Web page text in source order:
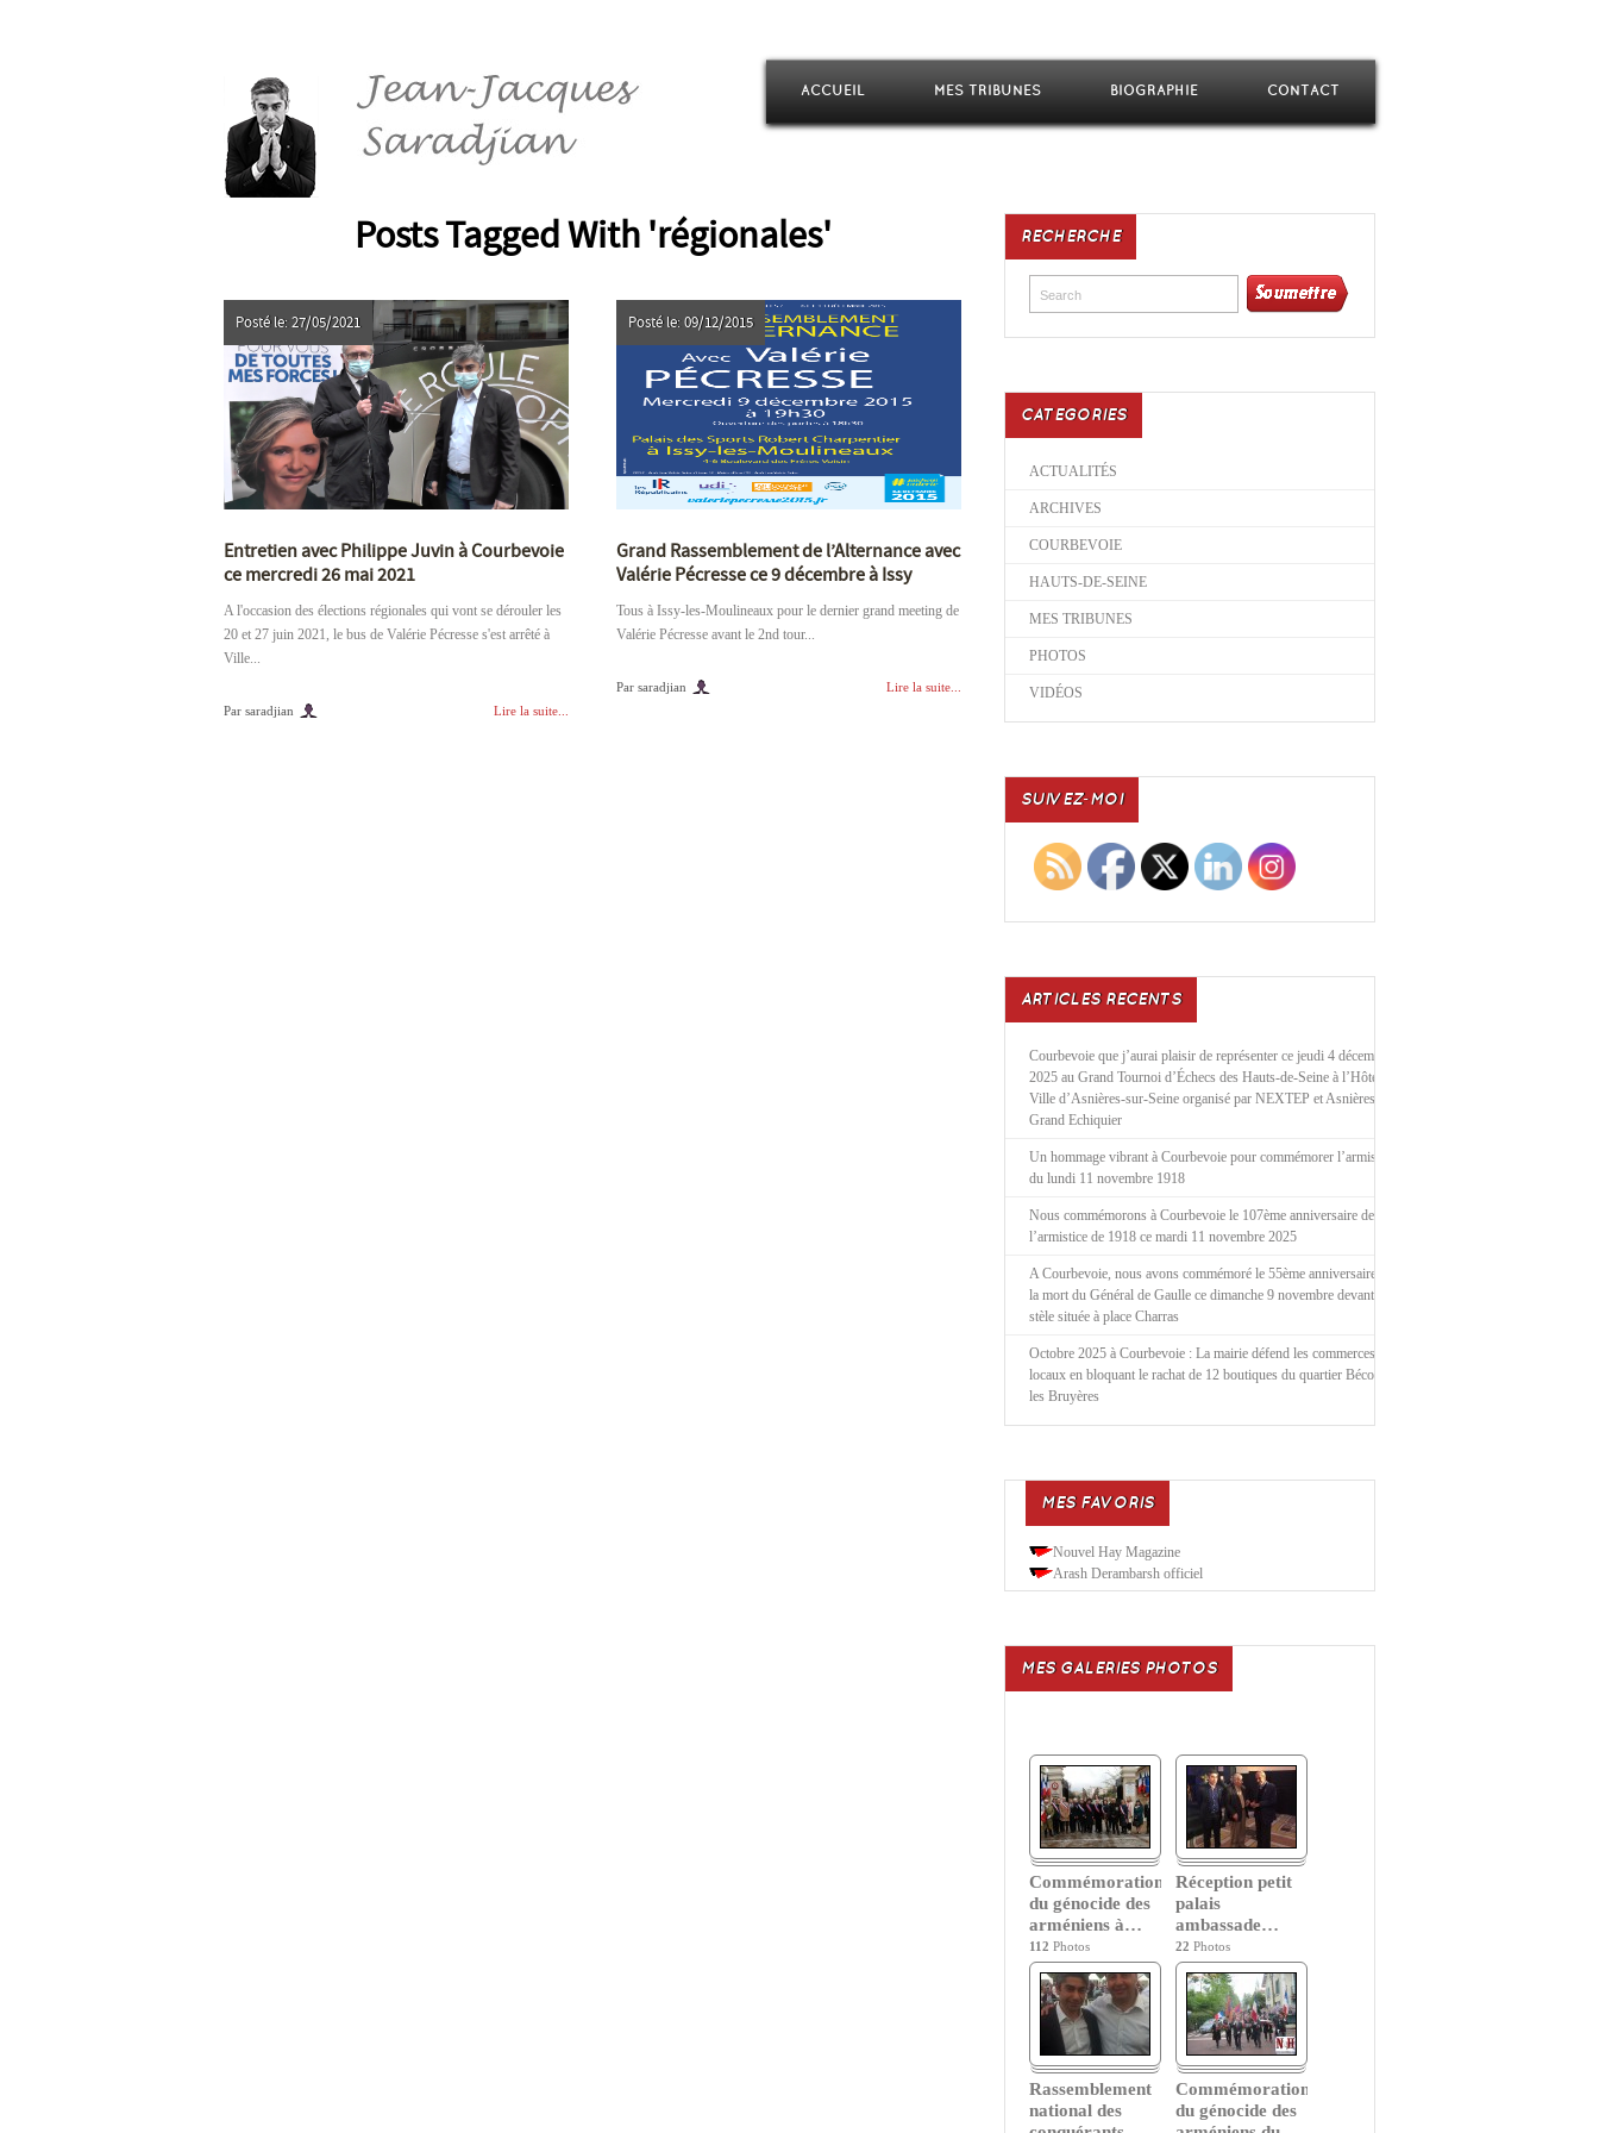
ACCUEIL MES TRIBUNES BIOGRAPHIE CONTACT
Posts Tagged With 'régionales'
Posté le: 27/05/2021
Entretien avec Philippe Juvin à Courbevoie
ce mercredi 26 mai 2021
A l'occasion des élections régionales qui vont se dérouler les
20 et 27 juin 2021, le bus de Valérie Pécresse s'est arrêté à
Ville...
Par saradjian Lire la suite...
Posté le: 09/12/2015
Grand Rassemblement de l’Alternance avec
Valérie Pécresse ce 9 décembre à Issy
Tous à Issy-les-Moulineaux pour le dernier grand meeting de
Valérie Pécresse avant le 2nd tour...
Par saradjian Lire la suite...
RECHERCHE
CATEGORIES
ACTUALITÉS
ARCHIVES
COURBEVOIE
HAUTS-DE-SEINE
MES TRIBUNES
PHOTOS
VIDÉOS
SUIVEZ-MOI
ARTICLES RECENTS
Courbevoie que j’aurai plaisir de représenter ce jeudi 4 décembre
2025 au Grand Tournoi d’Échecs des Hauts-de-Seine à l’Hôtel de
Ville d’Asnières-sur-Seine organisé par NEXTEP et Asnières le
Grand Echiquier
Un hommage vibrant à Courbevoie pour commémorer l’armistice
du lundi 11 novembre 1918
Nous commémorons à Courbevoie le 107ème anniversaire de
l’armistice de 1918 ce mardi 11 novembre 2025
A Courbevoie, nous avons commémoré le 55ème anniversaire de
la mort du Général de Gaulle ce dimanche 9 novembre devant la
stèle située à place Charras
Octobre 2025 à Courbevoie : La mairie défend les commerces
locaux en bloquant le rachat de 12 boutiques du quartier Bécon
les Bruyères
MES FAVORIS
Nouvel Hay Magazine
Arash Derambarsh officiel
MES GALERIES PHOTOS
Commémoration
du génocide des
arméniens à…
112 Photos
Réception petit
palais
ambassade…
22 Photos
Rassemblement
national des
Commémoration
du génocide des